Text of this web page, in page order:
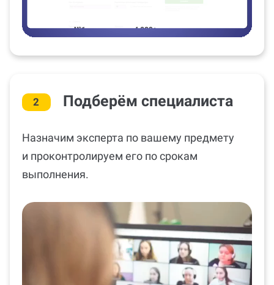
2 Подберём специалиста
Назначим эксперта по вашему предмету
и проконтролируем его по срокам
выполнения.